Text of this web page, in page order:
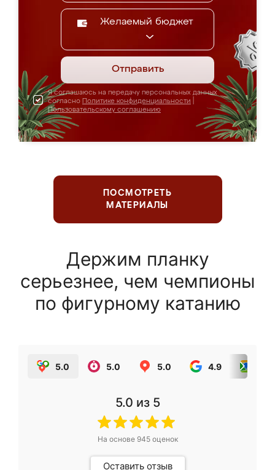
Желаемый бюджет
Отправить
Я соглашаюсь на передачу персональных данных
согласно Политике конфиденциальности
Пользовательскому соглашению
ПОСМОТРЕТЬ
МАТЕРИАЛЫ
Держим планку
серьезнее, чем чемпионы
по фигурному катанию
5.0 5.0 5.0 4.9
5.0 из 5
На основе 945оценок
Оставить отзыв